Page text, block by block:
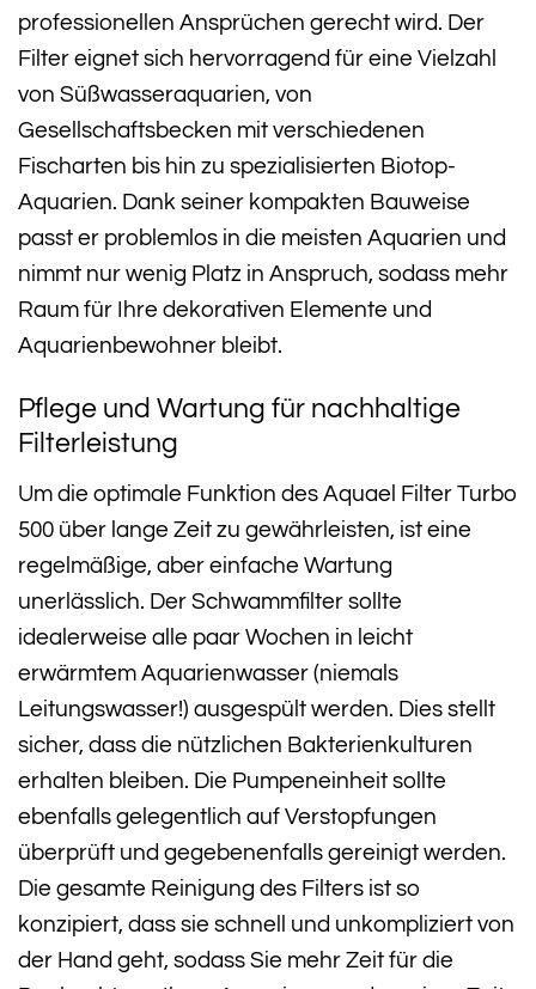
professionellen Ansprüchen gerecht wird. Der
Filter eignet sich hervorragend für eine Vielzahl
von Süßwasseraquarien, von
Gesellschaftsbecken mit verschiedenen
Fischarten bis hin zu spezialisierten Biotop-
Aquarien. Dank seiner kompakten Bauweise
passt er problemlos in die meisten Aquarien und
nimmt nur wenig Platz in Anspruch, sodass mehr
Raum für Ihre dekorativen Elemente und
Aquarienbewohner bleibt.
Pflege und Wartung für nachhaltige
Filterleistung
Um die optimale Funktion des Aquael Filter Turbo
500 über lange Zeit zu gewährleisten, ist eine
regelmäßige, aber einfache Wartung
unerlässlich. Der Schwammfilter sollte
idealerweise alle paar Wochen in leicht
erwärmtem Aquarienwasser (niemals
Leitungswasser!) ausgespült werden. Dies stellt
sicher, dass die nützlichen Bakterienkulturen
erhalten bleiben. Die Pumpeneinheit sollte
ebenfalls gelegentlich auf Verstopfungen
überprüft und gegebenenfalls gereinigt werden.
Die gesamte Reinigung des Filters ist so
konzipiert, dass sie schnell und unkompliziert von
der Hand geht, sodass Sie mehr Zeit für die